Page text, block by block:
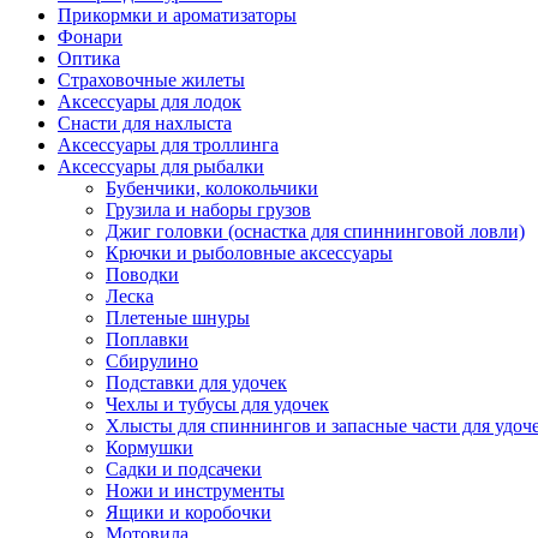
Прикормки и ароматизаторы
Фонари
Оптика
Страховочные жилеты
Аксессуары для лодок
Снасти для нахлыста
Аксессуары для троллинга
Аксессуары для рыбалки
Бубенчики, колокольчики
Грузила и наборы грузов
Джиг головки (оснастка для спиннинговой ловли)
Крючки и рыболовные аксессуары
Поводки
Леска
Плетеные шнуры
Поплавки
Сбирулино
Подставки для удочек
Чехлы и тубусы для удочек
Хлысты для спиннингов и запасные части для
Кормушки
Садки и подсачеки
Ножи и инструменты
Ящики и коробочки
Мотовила